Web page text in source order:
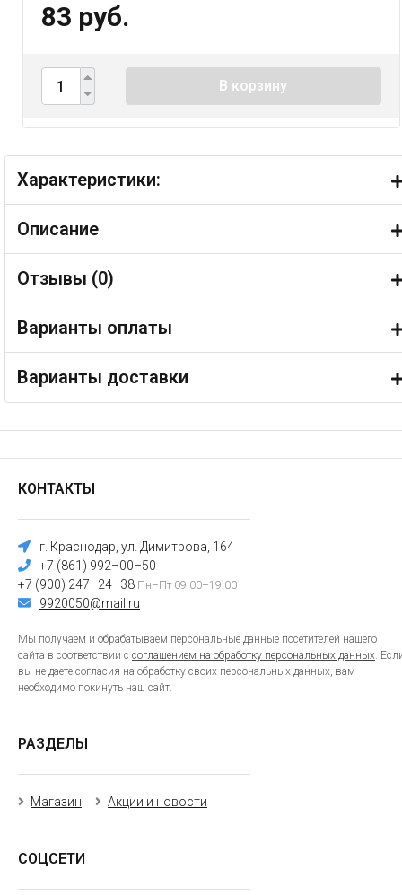
83 руб.
В корзину
Характеристики:
Описание
Отзывы (0)
Варианты оплаты
Варианты доставки
КОНТАКТЫ
г. Краснодар, ул. Димитрова, 164
+7 (861) 992–00–50
+7 (900) 247–24–38 Пн–Пт 09:00–19:00
9920050@mail.ru
Мы получаем и обрабатываем персональные данные посетителей нашего
сайта в соответствии с соглашением на обработку персональных данных.
вы не даете согласия на обработку своих персональных данных, вам
необходимо покинуть наш сайт.
РАЗДЕЛЫ
Магазин Акции и новости
СОЦСЕТИ